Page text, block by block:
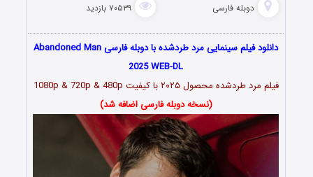
دوبله فارسی ۷۰۵۳۹ بازدید
دانلود فیلم سینمایی مرد طردشده با دوبله فارسی Abandoned Man
2025 WEB-DL
فیلم مرد طردشده محصول ۲۰۲۵ با کیفیت 1080p & 720p & 480p
(نسخه دوبله فارسی اضافه شد)